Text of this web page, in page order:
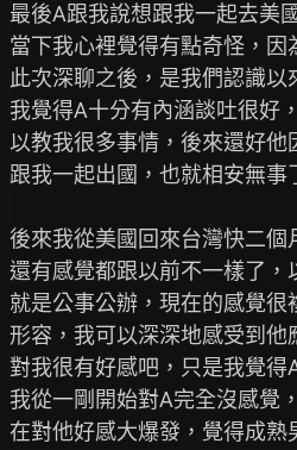
最後A跟我說想跟我一起去美
當下我心裡覺得有點奇怪，因
此次深聊之後，是我們認識以
我覺得A十分有內涵談吐很好
以教我很多事情，後來還好他
跟我一起出國，也就相安無事
後來我從美國回來台灣快二個
還有感覺都跟以前不一樣了，
就是公事公辦，現在的感覺
形容，我可以深深地感受到他
對我很有好感吧，只是我覺得
我從一剛開始對A完全沒感覺
在對他好感大爆發，覺得成熟